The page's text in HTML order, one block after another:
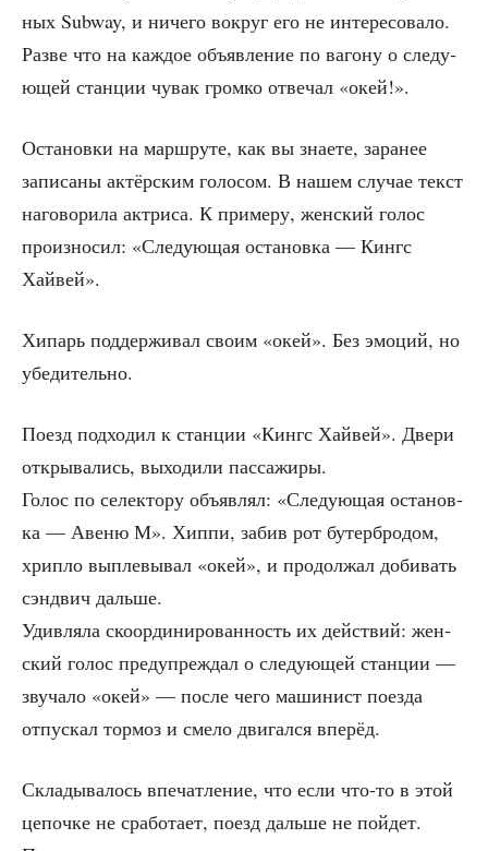
ных Subway, и ниче­го вокруг его не инте­ре­со­ва­ло.
Раз­ве что на каж­дое объ­яв­ле­ние по ваго­ну о сле­ду­
ю­щей стан­ции чувак гром­ко отве­чал «окей!».
Оста­нов­ки на марш­ру­те, как вы зна­е­те, зара­нее
запи­са­ны актёр­ским голо­сом. В нашем слу­чае текст
наго­во­ри­ла актри­са. К при­ме­ру, жен­ский голос
про­из­но­сил: «Сле­ду­ю­щая оста­нов­ка — Кингс
Хайвей».
Хипарь под­дер­жи­вал сво­им «окей». Без эмо­ций, но
убедительно.
Поезд под­хо­дил к стан­ции «Кингс Хай­вей». Две­ри
откры­ва­лись, выхо­ди­ли пассажиры.
Голос по селек­то­ру объ­яв­лял: «Сле­ду­ю­щая оста­нов­
ка — Аве­ню М». Хип­пи, забив рот бутер­бро­дом,
хрип­ло выпле­вы­вал «окей», и про­дол­жал доби­вать
сэнд­вич дальше.
Удив­ля­ла ско­ор­ди­ни­ро­ван­ность их дей­ствий: жен­
ский голос пре­ду­пре­ждал о сле­ду­ю­щей стан­ции —
зву­ча­ло «окей» — после чего маши­нист поез­да
отпус­кал тор­моз и сме­ло дви­гал­ся вперёд.
Скла­ды­ва­лось впе­чат­ле­ние, что если что-то в этой
цепоч­ке не сра­бо­та­ет, поезд даль­ше не пой­дет.